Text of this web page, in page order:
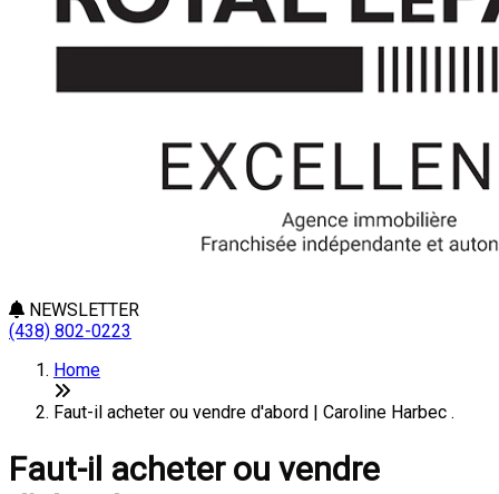
NEWSLETTER
(438) 802-0223
Home
Faut-il acheter ou vendre d'abord | Caroline Harbec .
Faut-il acheter ou vendre